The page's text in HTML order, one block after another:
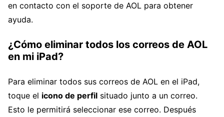
en contacto con el soporte de AOL para obtener
ayuda.
¿Cómo eliminar todos los correos de AOL
en mi iPad?
Para eliminar todos sus correos de AOL en el iPad,
toque el icono de perfil situado junto a un correo.
Esto le permitirá seleccionar ese correo. Después